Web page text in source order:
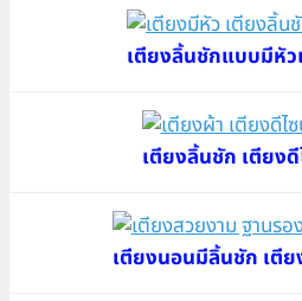
เตียงลิ้นชักแบบมีหัว
เตียงลิ้นชัก เตียงดี
เตียงนอนมีลิ้นชัก เตี